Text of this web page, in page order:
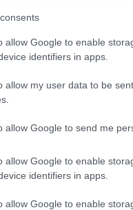
allow Google to enable
identifiers in apps.
allow my user data to be
allow Google to send me
allow Google to enable
identifiers in apps.
allow Google to enable
DOA KASUMI LEI